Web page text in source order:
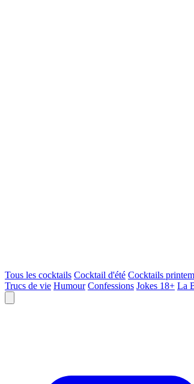
Tous les cocktails Cocktail d'été Cocktails
Trucs de vie Humour Confessions Jokes 18+ La